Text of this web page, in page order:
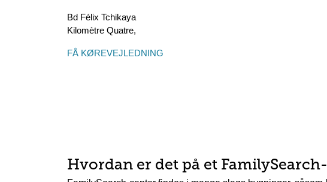
Bd Félix Tchikaya
Kilomètre Quatre,
FÅ KØREVEJLEDNING
Hvordan er det på et